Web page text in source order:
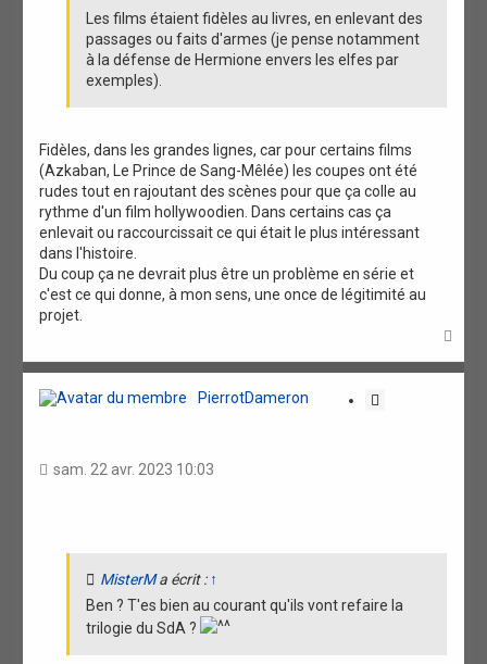
Les films étaient fidèles au livres, en enlevant des
passages ou faits d'armes (je pense notamment
à la défense de Hermione envers les elfes par
exemples).
Fidèles, dans les grandes lignes, car pour certains films
(Azkaban, Le Prince de Sang-Mêlée) les coupes ont été
rudes tout en rajoutant des scènes pour que ça colle au
rythme d'un film hollywoodien. Dans certains cas ça
enlevait ou raccourcissait ce qui était le plus intéressant
dans l'histoire.
Du coup ça ne devrait plus être un problème en série et
c'est ce qui donne, à mon sens, une once de légitimité au
projet.
u
PierrotDameron
sam. 22 avr. 2023 10:03
MisterMa écrit : ↑
Ben ? T'es bien au courant qu'ils vont refaire la
trilogie du SdA ?